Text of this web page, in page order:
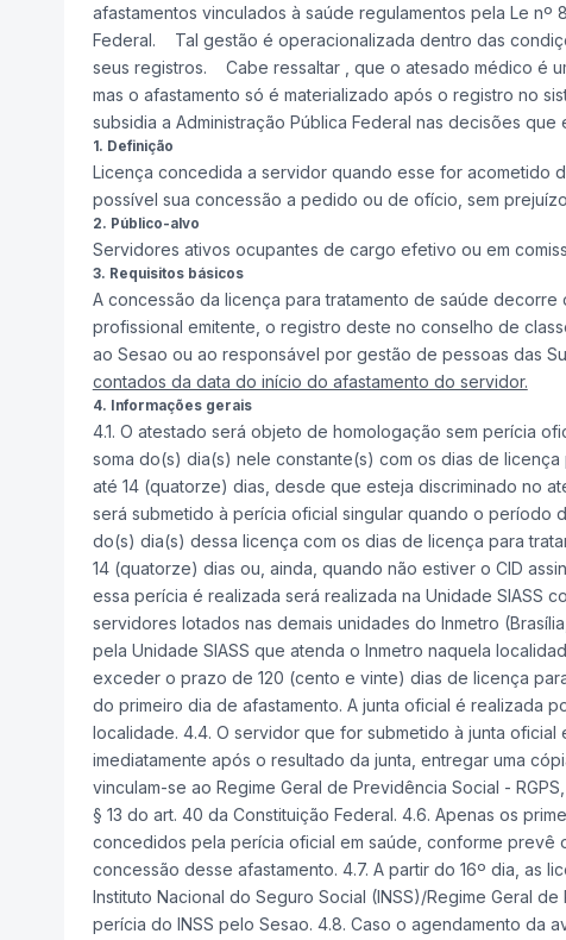
afastamentos vinculados à saúde regulamentos pela Le
Federal. Tal gestão é operacionalizada dentro das
seus registros. Cabe ressaltar , que o atesado médico é
mas o afastamento só é materializado após o registro no
subsidia a Administração Pública Federal nas decisões
1. Definição
Licença concedida a servidor quando esse for acometido
possível sua concessão a pedido ou de ofício, sem
2. Público-alvo
Servidores ativos ocupantes de cargo efetivo ou em
3. Requisitos básicos
A concessão da licença para tratamento de saúde
profissional emitente, o registro deste no conselho de
ao Sesao ou ao responsável por gestão de pessoas das
contados da data do início do afastamento do servidor.
4. Informações gerais
4.1. O atestado será objeto de homologação sem perícia
soma do(s) dia(s) nele constante(s) com os dias de
até 14 (quatorze) dias, desde que esteja discriminado no
será submetido à perícia oficial singular quando o período
do(s) dia(s) dessa licença com os dias de licença para
14 (quatorze) dias ou, ainda, quando não estiver o CID
essa perícia é realizada será realizada na Unidade SIASS
servidores lotados nas demais unidades do Inmetro
pela Unidade SIASS que atenda o Inmetro naquela
exceder o prazo de 120 (cento e vinte) dias de licença
do primeiro dia de afastamento. A junta oficial é realizada
localidade. 4.4. O servidor que for submetido à junta
imediatamente após o resultado da junta, entregar uma
vinculam-se ao Regime Geral de Previdência Social -
§ 13 do art. 40 da Constituição Federal. 4.6. Apenas os
concedidos pela perícia oficial em saúde, conforme prevê
concessão desse afastamento. 4.7. A partir do 16º dia, as
Instituto Nacional do Seguro Social (INSS)/Regime Geral
perícia do INSS pelo Sesao. 4.8. Caso o agendamento da